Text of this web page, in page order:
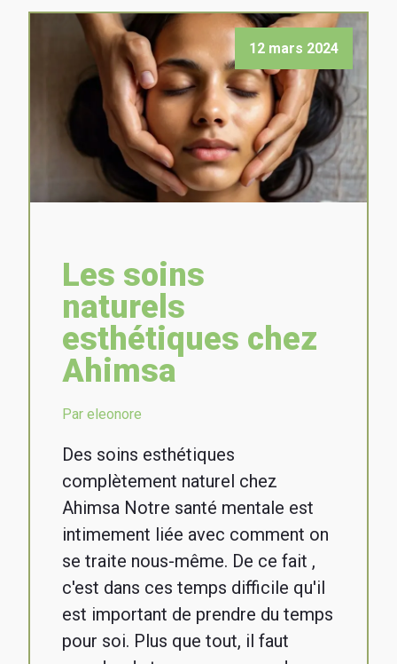
12 mars 2024
Les soins
naturels
esthétiques chez
Ahimsa
Par eleonore
Des soins esthétiques
complètement naturel chez
Ahimsa Notre santé mentale est
intimement liée avec comment on
se traite nous-même. De ce fait ,
c'est dans ces temps difficile qu'il
est important de prendre du temps
pour soi. Plus que tout, il faut